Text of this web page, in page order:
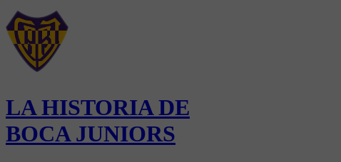
LA HISTORIA DE
BOCA JUNIORS